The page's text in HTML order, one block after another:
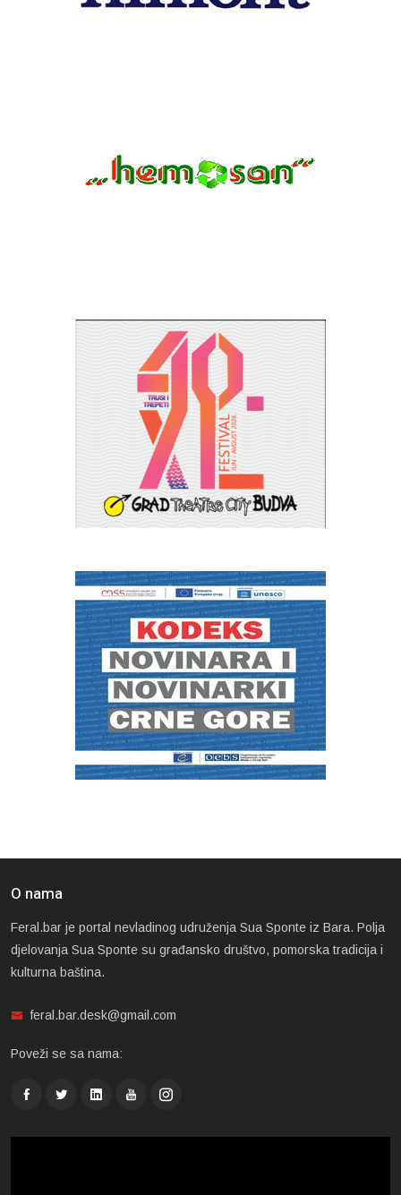
O nama
Feral.bar je portal nevladinog udruženja Sua Sponte iz Bara. Polja
djelovanja Sua Sponte su građansko društvo, pomorska tradicija i
kulturna baština.
feral.bar.desk@gmail.com
Poveži se sa nama: